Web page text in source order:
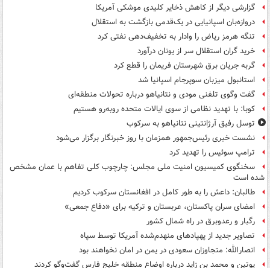
گزارشی دیگر از کاهش ذخایر کلیدی موشکی آمریکا
دروازه‌بان اسپانیایی در یک‌قدمی بازگشت به استقلال
تنگه هرمز ریاض را وادار به تخفیف‌دهی نفتی کرد
خرید گران استقلال سر از یونان درآورد
گربه جریان برق شهرستان فریمان را قطع کرد
استانبول میزبان سوپرجام اسپانیا شد
گفت وگوی تلفنی مودی و نتانیاهو درباره تحولات منطقه‌ای
کوبا: با تهدید نظامی از سوی ایالات متحده روبه‌رو هستیم
توسل رفیق آرژانتینی نتانیاهو به سرکوب
نشست خبری رئیس‌جمهور همزمان با روز خبرنگار برگزار می‌شود
ترامپ سوئیس را تهدید کرد
سخنگوی کمیسیون امنیت ملی مجلس: چارچوب کلی تفاهم با عمان مشخص
شده است
طالبان: داعش را به طور کامل در افغانستان سرکوب کردیم
امضای سران پاکستان، عربستان و ترکیه برای «دفاع جمعی»
رگبار و رعدوبرق در راه شمال کشور
تصاویر جدید از پهپادهای منهدم‌شده آمریکا توسط سپاه
انصارالله: متجاوزان سعودی در یمن در امان نخواهند بود
پوتین و محمد بن زاید درباره اوضاع منطقه خلیج فارس گفت‌وگو کردند